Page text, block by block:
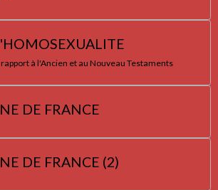
à l'Ancien et au Nouveau Testaments
DE FRANCE
DE FRANCE (2)